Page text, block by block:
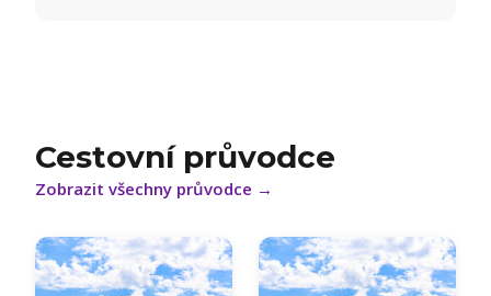
Cestovní průvodce
Zobrazit všechny průvodce →